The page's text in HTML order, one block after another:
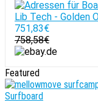
Lib Tech - Golden
751,83€
758,58€
Featured
Surfboard